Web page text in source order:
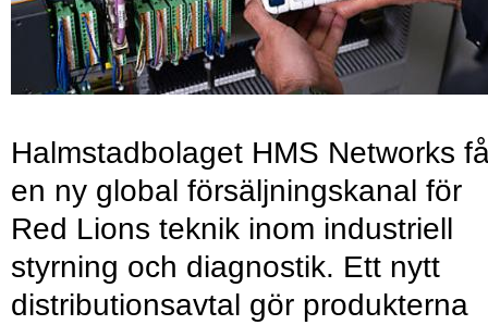
Halmstadbolaget HMS Networks
en ny global försäljningskanal för
Red Lions teknik inom industriell
styrning och diagnostik. Ett nytt
distributionsavtal gör produkterna